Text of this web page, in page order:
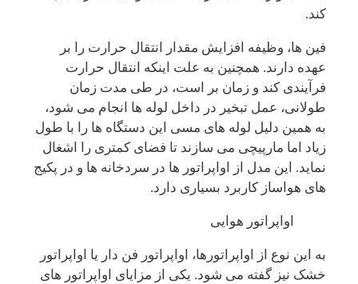
کند.
فین ها، وظیفه افزایش مقدار انتقال حرارت را بر
عهده دارند. همچنین به علت اینکه انتقال حرارت
فرآیندی کند و زمان بر است، در طی مدت زمان
طولانی، عمل تبخیر در داخل لوله ها انجام می شود،
به همین دلیل لوله های مسی این دستگاه ها را با طول
زیاد اما مارپیچی می سازند تا فضای کمتری را اشغال
نماید. این مدل از اواپراتور ها در سردخانه ها و در پکیج
های هواساز کاربرد بسیاری دارد.
اواپراتور هوایی
به این نوع از اواپراتورها، اواپراتور فن دار یا اواپراتور
خشک نیز گفته می شود. یکی از مزایای اواپراتور های